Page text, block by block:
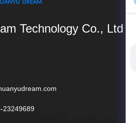
Technology Co., Ltd
23249689